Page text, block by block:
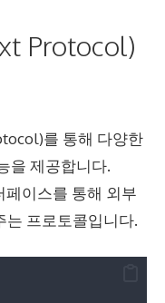
Protocol)
를 통해 다양한
을 제공합니다.
페이스를 통해 외부
는 프로토콜입니다.